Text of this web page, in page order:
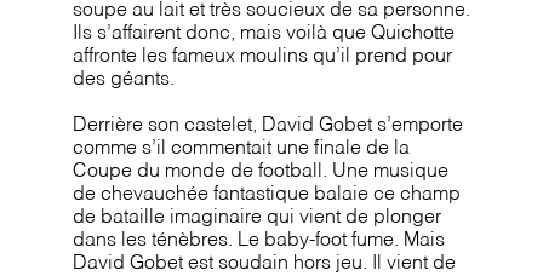
soupe au lait et très soucieux de sa personne.
Ils s’affairent donc, mais voilà que Quichotte
affronte les fameux moulins qu’il prend pour
des géants.
Derrière son castelet, David Gobet s’emporte
comme s’il commentait une finale de la
Coupe du monde de football. Une musique
de chevauchée fantastique balaie ce champ
de bataille imaginaire qui vient de plonger
dans les ténèbres. Le baby-foot fume. Mais
David Gobet est soudain hors jeu. Il vient de